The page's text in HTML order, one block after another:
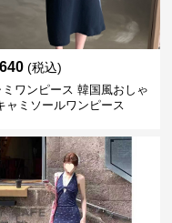
(税込)
ミワンピース 韓国風おしゃ
ャミソールワンピース